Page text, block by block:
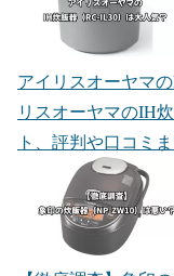
アイリスオーヤマ
リスオーヤマのIH
ト、評判や口コミ